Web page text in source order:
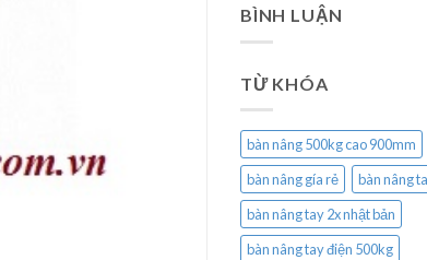
BÌNH LUẬN
TỪ KHÓA
bàn nâng 500kg cao 900mm
bàn nâng gía rẻ
bàn nâng
bàn nâng tay 2x nhật bản
bàn nâng tay điện 500kg